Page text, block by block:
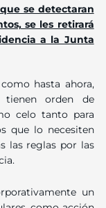
se detectaran
se les retirará
a la Junta
hasta ahora,
tienen orden de
celo tanto para
que lo necesiten
las reglas por las
un